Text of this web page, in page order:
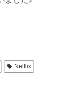
Netflix